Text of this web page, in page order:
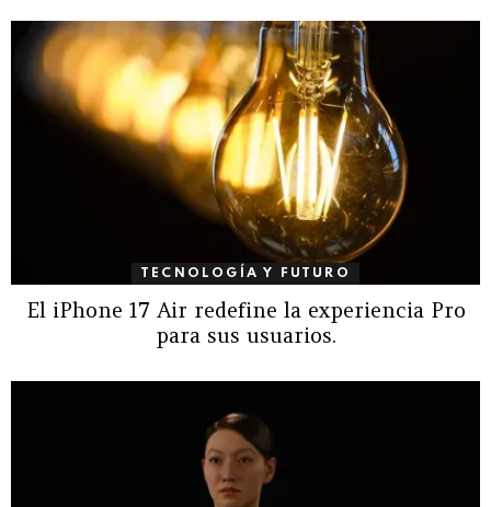
TECNOLOGÍA Y FUTURO
El iPhone 17 Air redefine la experiencia Pro
para sus usuarios.